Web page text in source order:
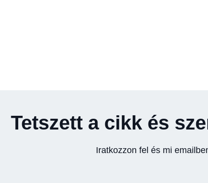
Tetszett a cikk és
Iratkozzon fel és mi